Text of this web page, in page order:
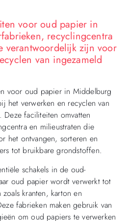
voor oud papier in
recyclingcentra
verantwoordelijk zijn voor
van ingezameld
voor oud papier in Middelburg
het verwerken en recyclen van
faciliteiten omvatten
en milieustraten die
het ontvangen, sorteren en
tot bruikbare grondstoffen.
schakels in de oud-
oud papier wordt verwerkt tot
kranten, karton en
fabrieken maken gebruik van
om oud papiers te verwerken